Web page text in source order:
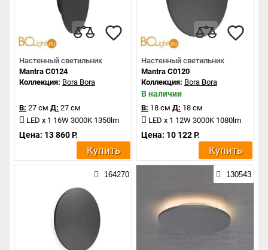
Настенный светильник
Mantra C0124
Коллекция: Bora Bora
В: 27 см Д: 27 см
LED x 1 16W 3000K 1350lm
Цена: 13 860 Р.
Купить
Настенный светильник
Mantra C0120
Коллекция: Bora Bora
В наличии
В: 18 см Д: 18 см
LED x 1 12W 3000K 1080lm
Цена: 10 122 Р.
Купить
164270 130543